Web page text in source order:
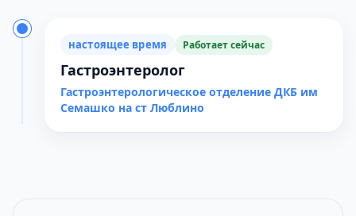
настоящее время Работает сейчас
Гастроэнтеролог
Гастроэнтерологическое отделение ДКБ им
Семашко на ст Люблино